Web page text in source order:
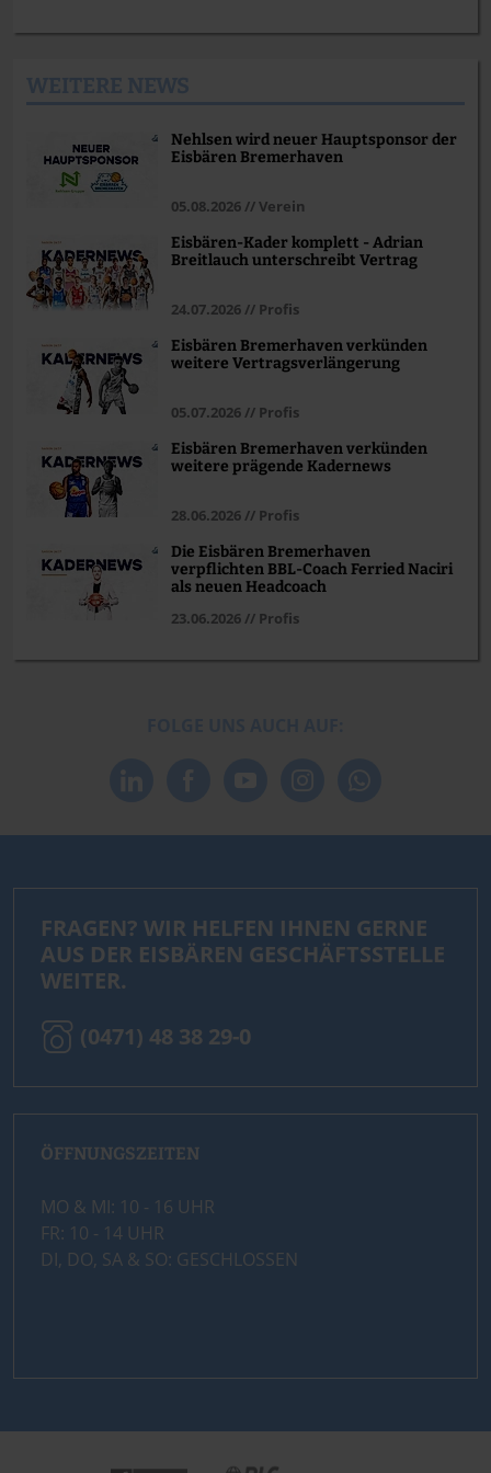
Nehlsen wird neuer Hauptsponsor der
Eisbären Bremerhaven
05.08.2026 // Verein
Eisbären-Kader komplett - Adrian
Breitlauch unterschreibt Vertrag
24.07.2026 // Profis
Eisbären Bremerhaven verkünden
weitere Vertragsverlängerung
05.07.2026 // Profis
Eisbären Bremerhaven verkünden
weitere prägende Kadernews
28.06.2026 // Profis
Die Eisbären Bremerhaven
verpflichten BBL-Coach Ferried Naciri
als neuen Headcoach
23.06.2026 // Profis
FRAGEN? WIR HELFEN IHNEN GERNE
AUS DER EISBÄREN GESCHÄFTSSTELLE
WEITER.
(0471) 48 38 29-0
ÖFFNUNGSZEITEN
MO & MI: 10 - 16 UHR
FR: 10 - 14 UHR
DI, DO, SA & SO: GESCHLOSSEN